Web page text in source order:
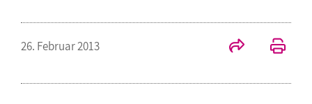
26. Februar 2013